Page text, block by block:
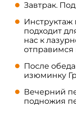
Завтрак.
Инструктаж
подходит
нас к
отправимся
После
изюминку
Вечерний
подножия